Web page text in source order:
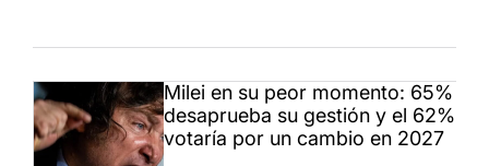
Milei en su peor momento: 65%
desaprueba su gestión y el 62%
votaría por un cambio en 2027